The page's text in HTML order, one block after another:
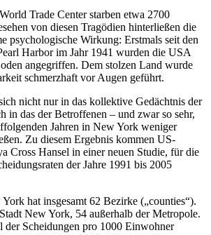
Trade Center starben etwa 2700
von diesen Tragödien hinterließen die
psychologische Wirkung: Erstmals seit den
Harbor im Jahr 1941 wurden die USA
angegriffen. Dem stolzen Land wurde
schmerzhaft vor Augen geführt.
nicht nur in das kollektive Gedächtnis der
in das der Betroffenen – und zwar so sehr,
Jahren in New York weniger
Zu diesem Ergebnis kommen US-
Cross Hansel in einer neuen Studie, für die
der Jahre 1991 bis 2005
hat insgesamt 62 Bezirke („counties“).
New York, 54 außerhalb der Metropole.
der Scheidungen pro 1000 Einwohner